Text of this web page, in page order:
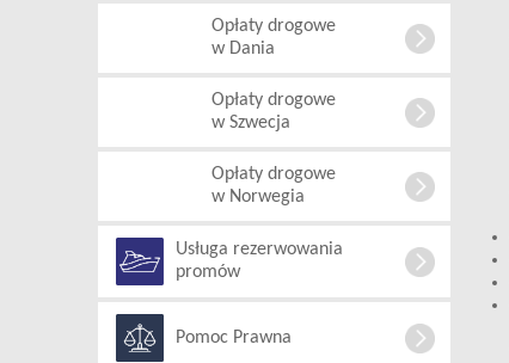
Opłaty drogowe
w Dania
Opłaty drogowe
w Szwecja
Opłaty drogowe
w Norwegia
Usługa rezerwowania
promów
Pomoc Prawna